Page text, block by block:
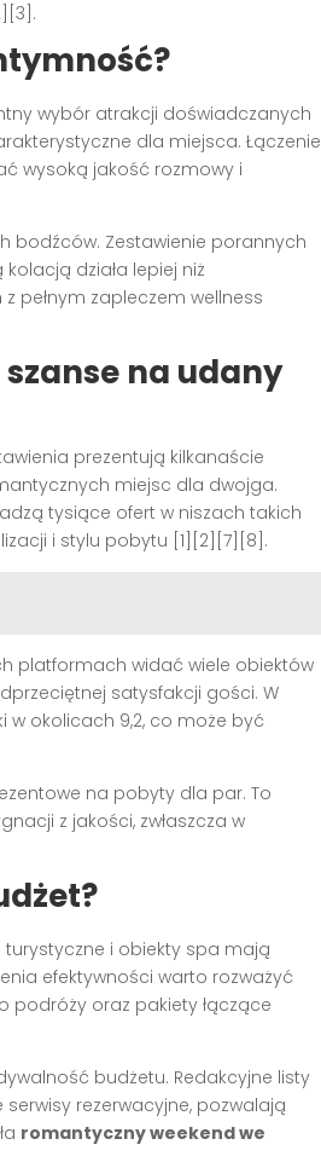
wybór atrakcji doświadczanych
dla miejsca. Łączenie
wysoką jakość rozmowy i
bodźców. Zestawienie porannych
działa lepiej niż
pełnym zapleczem wellness
na udany
prezentują kilkanaście
miejsc dla dwojga.
tysiące ofert w niszach takich
i stylu pobytu [1][2][7][8].
platformach widać wiele obiektów
satysfakcji gości. W
w okolicach 9,2, co może być
na pobyty dla par. To
z jakości, zwłaszcza w
turystyczne i obiekty spa mają
efektywności warto rozważyć
podróży oraz pakiety łączące
budżetu. Redakcyjne listy
rezerwacyjne, pozwalają
romantyczny weekend we